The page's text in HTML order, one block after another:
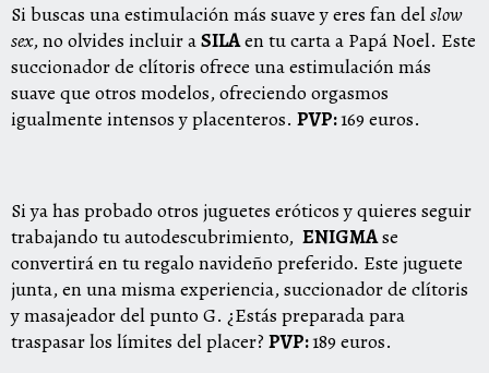
Si buscas una estimulación más suave y eres fan delslow
sex, no olvides incluir aSILAen tu carta a Papá Noel. Este
succionador de clítoris ofrece una estimulación más
suave que otros modelos, ofreciendo orgasmos
igualmente intensos y placenteros. PVP:169 euros.
Si ya has probado otros juguetes eróticos y quieres seguir
trabajando tu autodescubrimiento, ENIGMAse
convertirá en tu regalo navideño preferido. Este juguete
junta, en una misma experiencia, succionador de clítoris
y masajeador del punto G. ¿Estás preparada para
traspasar los límites del placer? PVP:189 euros.